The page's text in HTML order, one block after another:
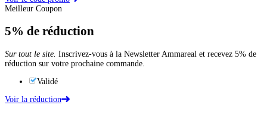
Meilleur Coupon
5% de réduction
Sur tout le site. Inscrivez-vous à la Newsletter Ammareal et recevez 5% de
réduction sur votre prochaine commande.
Validé
Voir la réduction